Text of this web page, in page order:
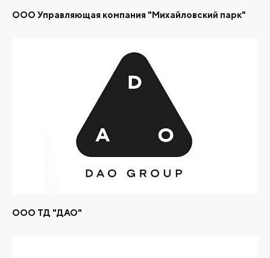
ООО Управляющая компания "Михайловский парк"
ООО ТД "ДАО"